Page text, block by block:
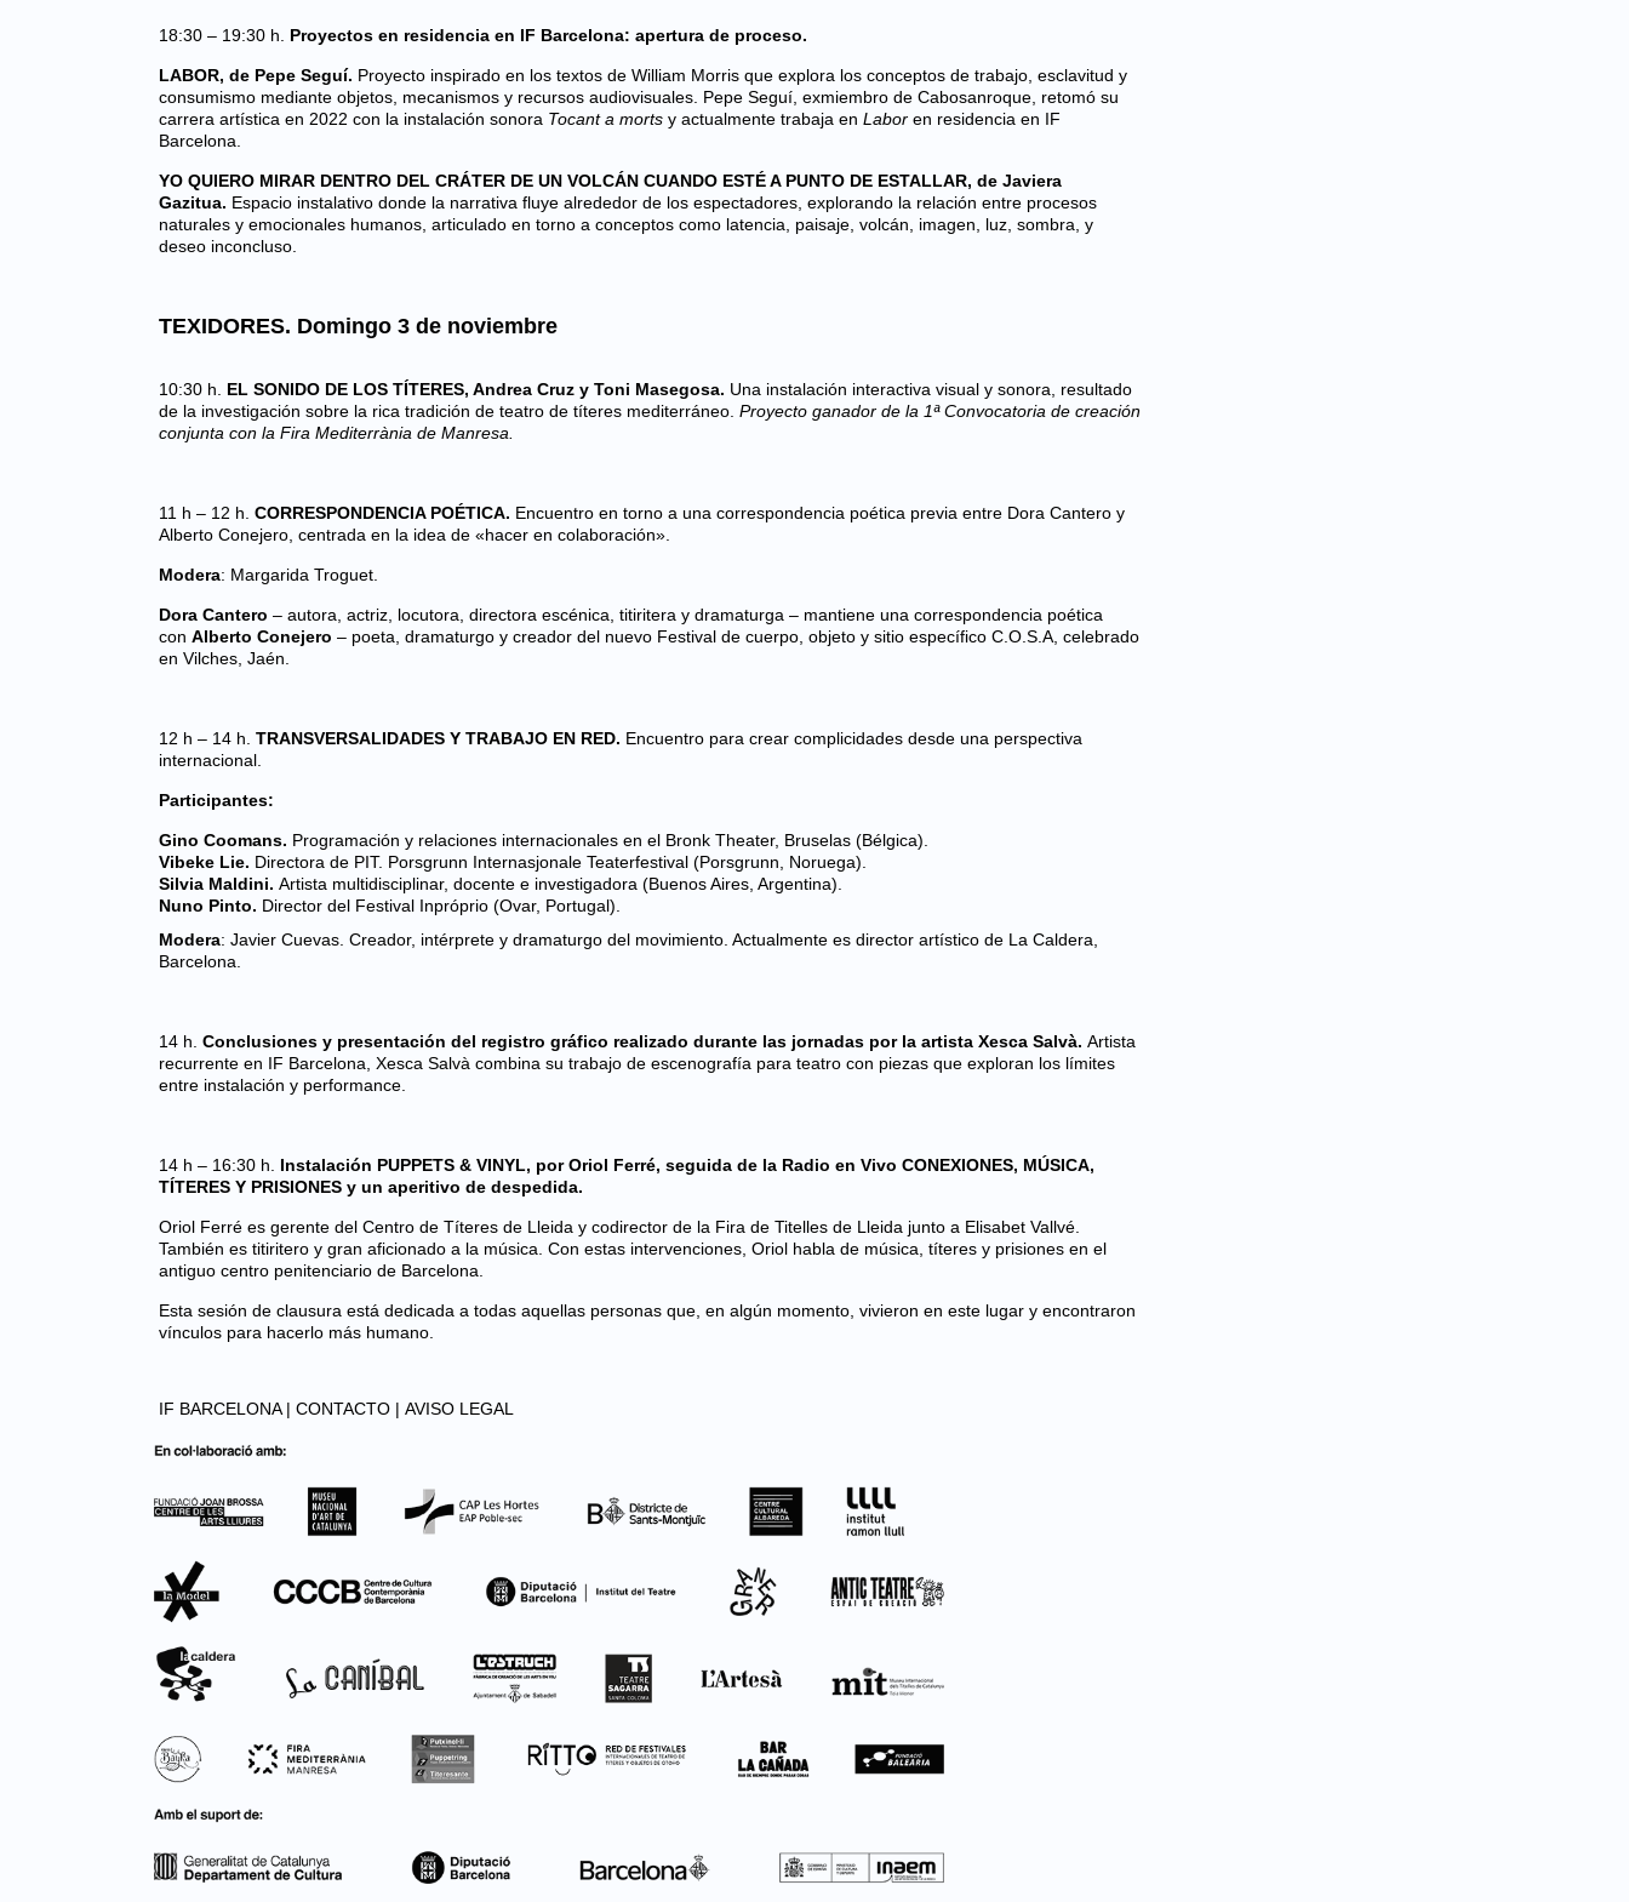
18:30 – 19:30 h. Proyectos en residencia en IF Barcelona: apertura de proceso.
LABOR, de Pepe Seguí. Proyecto inspirado en los textos de William Morris que explora los conceptos de trabajo, esclavitud y
consumismo mediante objetos, mecanismos y recursos audiovisuales. Pepe Seguí, exmiembro de Cabosanroque, retomó su
carrera artística en 2022 con la instalación sonora Tocant a morts y actualmente trabaja en Labor en residencia en IF
Barcelona.
YO QUIERO MIRAR DENTRO DEL CRÁTER DE UN VOLCÁN CUANDO ESTÉ A PUNTO DE ESTALLAR, de Javiera
Gazitua. Espacio instalativo donde la narrativa fluye alrededor de los espectadores, explorando la relación entre procesos
naturales y emocionales humanos, articulado en torno a conceptos como latencia, paisaje, volcán, imagen, luz, sombra, y
deseo inconcluso.
TEXIDORES. Domingo 3 de noviembre
10:30 h. EL SONIDO DE LOS TÍTERES, Andrea Cruz y Toni Masegosa. Una instalación interactiva visual y sonora, resultado
de la investigación sobre la rica tradición de teatro de títeres mediterráneo. Proyecto ganador de la 1ª Convocatoria de creación
conjunta con la Fira Mediterrània de Manresa.
11 h – 12 h. CORRESPONDENCIA POÉTICA. Encuentro en torno a una correspondencia poética previa entre Dora Cantero y
Alberto Conejero, centrada en la idea de «hacer en colaboración».
Modera: Margarida Troguet.
Dora Cantero – autora, actriz, locutora, directora escénica, titiritera y dramaturga – mantiene una correspondencia poética
con Alberto Conejero – poeta, dramaturgo y creador del nuevo Festival de cuerpo, objeto y sitio específico C.O.S.A, celebrado
en Vilches, Jaén.
12 h – 14 h. TRANSVERSALIDADES Y TRABAJO EN RED. Encuentro para crear complicidades desde una perspectiva
internacional.
Participantes:
Gino Coomans. Programación y relaciones internacionales en el Bronk Theater, Bruselas (Bélgica).
Vibeke Lie. Directora de PIT. Porsgrunn Internasjonale Teaterfestival (Porsgrunn, Noruega).
Silvia Maldini. Artista multidisciplinar, docente e investigadora (Buenos Aires, Argentina).
Nuno Pinto. Director del Festival Inpróprio (Ovar, Portugal).
Modera: Javier Cuevas. Creador, intérprete y dramaturgo del movimiento. Actualmente es director artístico de La Caldera,
Barcelona.
14 h. Conclusiones y presentación del registro gráfico realizado durante las jornadas por la artista Xesca Salvà. Artista
recurrente en IF Barcelona, Xesca Salvà combina su trabajo de escenografía para teatro con piezas que exploran los límites
entre instalación y performance.
14 h – 16:30 h. Instalación PUPPETS & VINYL, por Oriol Ferré, seguida de la Radio en Vivo CONEXIONES, MÚSICA,
TÍTERES Y PRISIONES y un aperitivo de despedida.
Oriol Ferré es gerente del Centro de Títeres de Lleida y codirector de la Fira de Titelles de Lleida junto a Elisabet Vallvé.
También es titiritero y gran aficionado a la música. Con estas intervenciones, Oriol habla de música, títeres y prisiones en el
antiguo centro penitenciario de Barcelona.
Esta sesión de clausura está dedicada a todas aquellas personas que, en algún momento, vivieron en este lugar y encontraron
vínculos para hacerlo más humano.
IF BARCELONA | CONTACTO | AVISO LEGAL